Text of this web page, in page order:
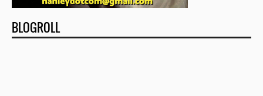
BLOGROLL